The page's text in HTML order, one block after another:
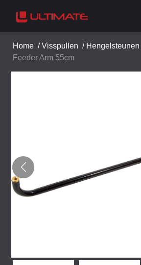
Home /Visspullen / Hengelsteunen
Feeder Arm 55cm